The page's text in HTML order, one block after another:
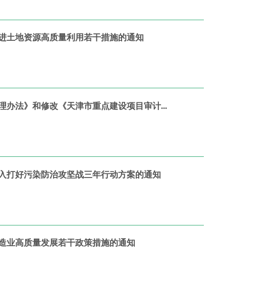
土地资源高质量利用若干措施的通知
办法》和修改《天津市重点建设项目审计...
打好污染防治攻坚战三年行动方案的通知
业高质量发展若干政策措施的通知